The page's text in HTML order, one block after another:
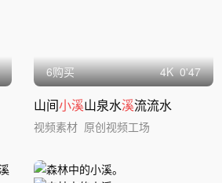
6购买 4K 0'47
山间小溪山泉水溪流流水
视频素材 原创视频工场